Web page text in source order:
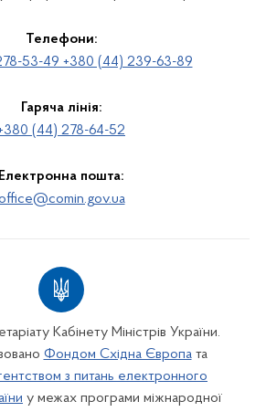
Телефони:
53-49 +380 (44) 239-63-89
Гаряча лінія:
(44) 278-64-52
Електронна пошта:
Кабінету Міністрів України.
Фондом Східна Європата
з питань електронного
у межах програми міжнародної